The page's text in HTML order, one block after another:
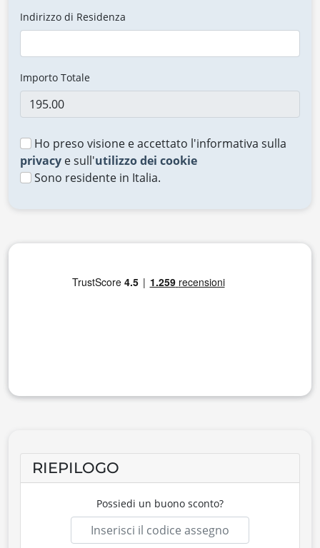
Indirizzo di Residenza
Importo Totale
Ho preso visione e accettato l'informativa sulla
privacy e sull'utilizzo dei cookie
Sono residente in Italia.
RIEPILOGO
Possiedi un buono sconto?